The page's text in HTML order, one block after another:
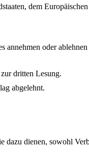
dem Europäischen
annehmen oder
dritten Lesung.
abgelehnt.
dazu dienen, sowohl